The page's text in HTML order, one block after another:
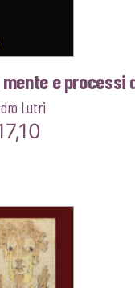
e processi
Lutri
è:
€17,10.